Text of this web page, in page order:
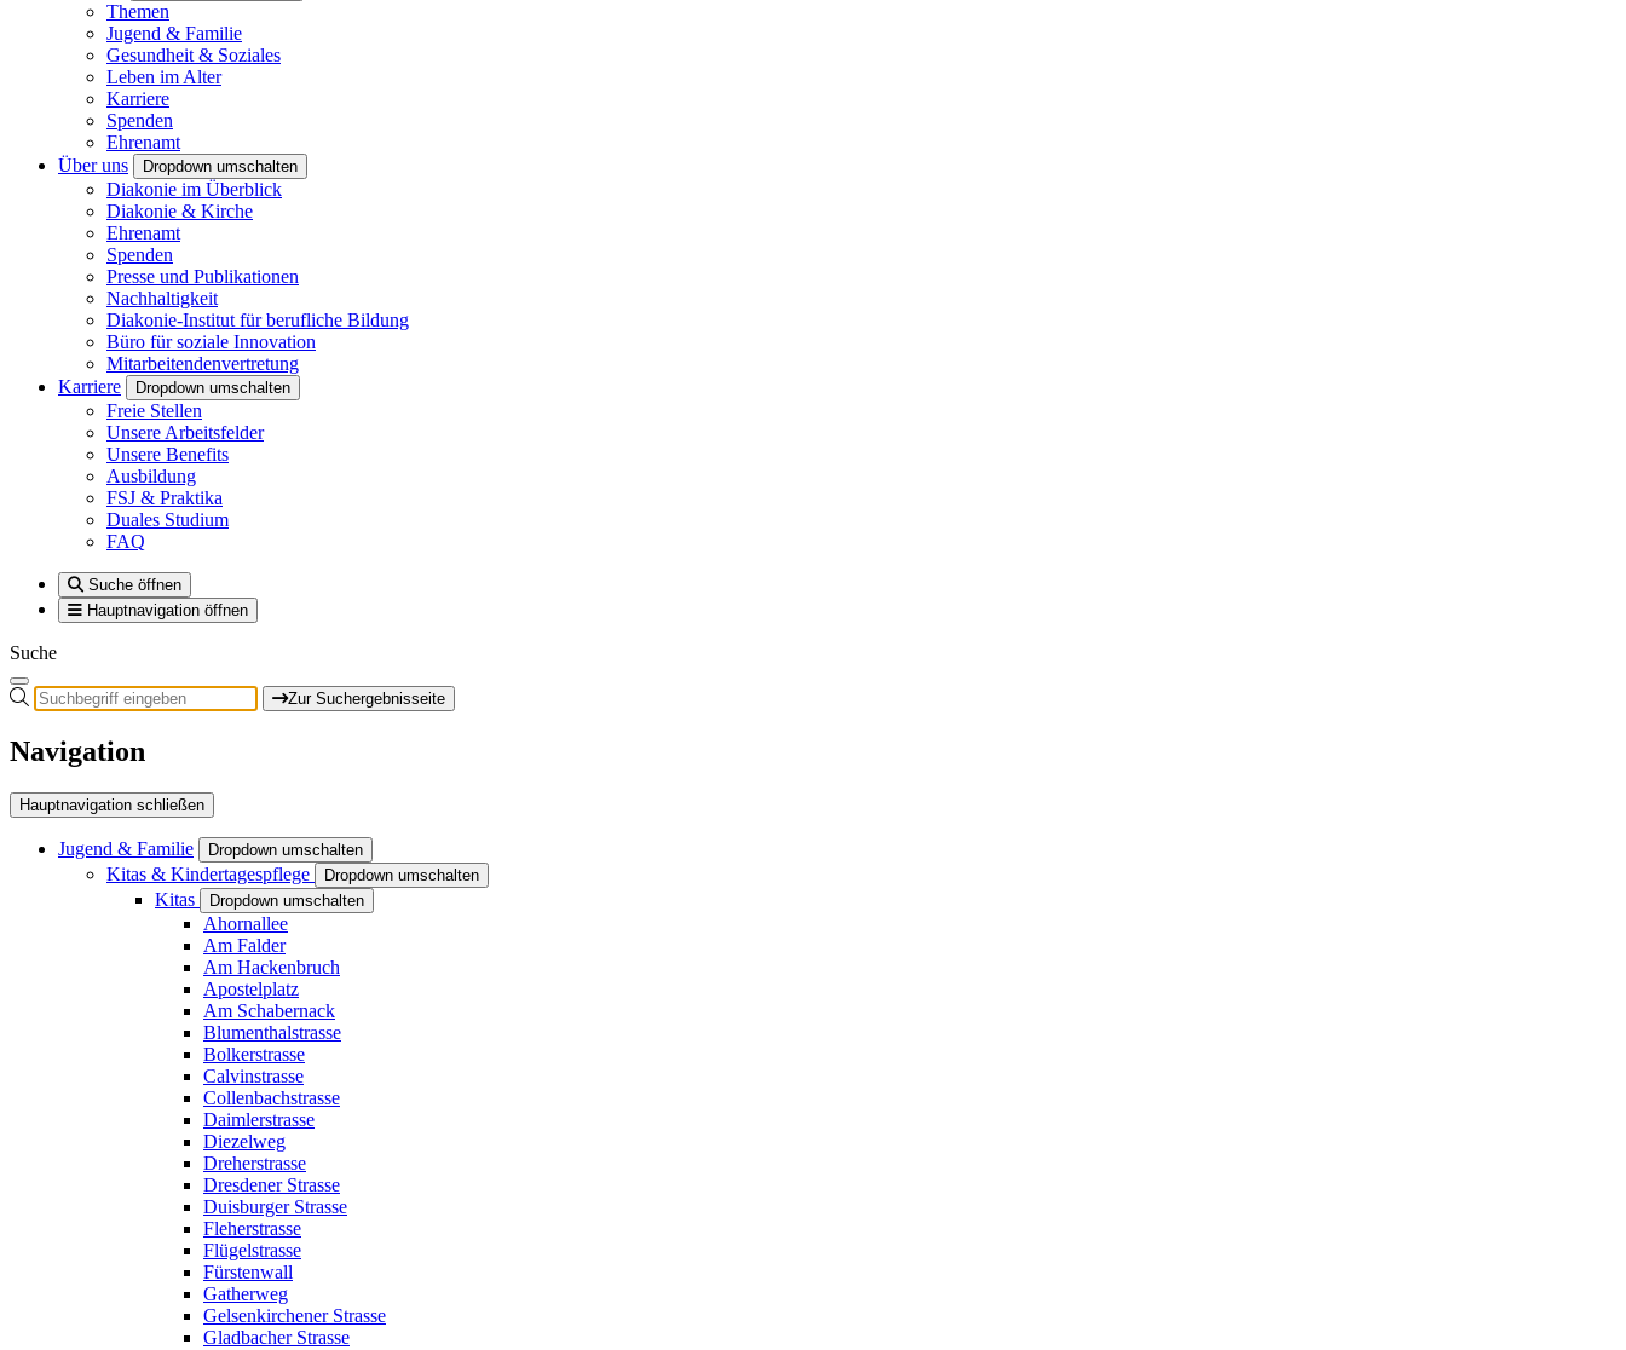
Themen
Jugend & Familie
Gesundheit & Soziales
Leben im Alter
Karriere
Spenden
Ehrenamt
Über uns
Dropdown umschalten
Diakonie im Überblick
Diakonie & Kirche
Ehrenamt
Spenden
Presse und Publikationen
Nachhaltigkeit
Diakonie-Institut für berufliche Bildung
Büro für soziale Innovation
Mitarbeitendenvertretung
Karriere
Dropdown umschalten
Freie Stellen
Unsere Arbeitsfelder
Unsere Benefits
Ausbildung
FSJ & Praktika
Duales Studium
FAQ
Suche öffnen
Hauptnavigation öffnen
Suche
Zur Suchergebnisseite
Navigation
Hauptnavigation schließen
Jugend & Familie Dropdown umschalten
Kitas & Kindertagespflege Dropdown umschalten
Kitas Dropdown umschalten
Ahornallee
Am Falder
Am Hackenbruch
Apostelplatz
Am Schabernack
Blumenthalstrasse
Bolkerstrasse
Calvinstrasse
Collenbachstrasse
Daimlerstrasse
Diezelweg
Dreherstrasse
Dresdener Strasse
Duisburger Strasse
Fleherstrasse
Flügelstrasse
Fürstenwall
Gatherweg
Gelsenkirchener Strasse
Gladbacher Strasse